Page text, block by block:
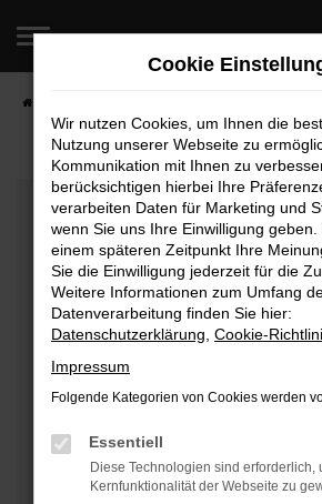
Zum
springen
Fehler: Network Error
Beim Laden ist ein Fehler aufgetreten.
Hier sind ein paar Tipps, die dir
Überprüfe deine Firewall und
Internetverbindung.
Laden andere Webseiten, zum
Manche Erweiterungen, wie
das Laden bestimmter Seiten
Funktioniert die Seite in einem
Cookie
Wir nutzen Cookies, um Ihnen die
Nutzung unserer Webseite zu
Kommunikation mit Ihnen zu
berücksichtigen hierbei Ihre
verarbeiten Daten für Marketing und
wenn Sie uns Ihre Einwilligung geben.
einem späteren Zeitpunkt Ihre
Sie die Einwilligung jederzeit für die
Weitere Informationen zum Umfang
Datenverarbeitung finden Sie hier:
Datenschutzerklärung Cookie-
Impressum
Folgende Kategorien von Cookies werden
Essentiell
Diese Technologien sind erforderlich,
Kernfunktionalität der Webseite zu